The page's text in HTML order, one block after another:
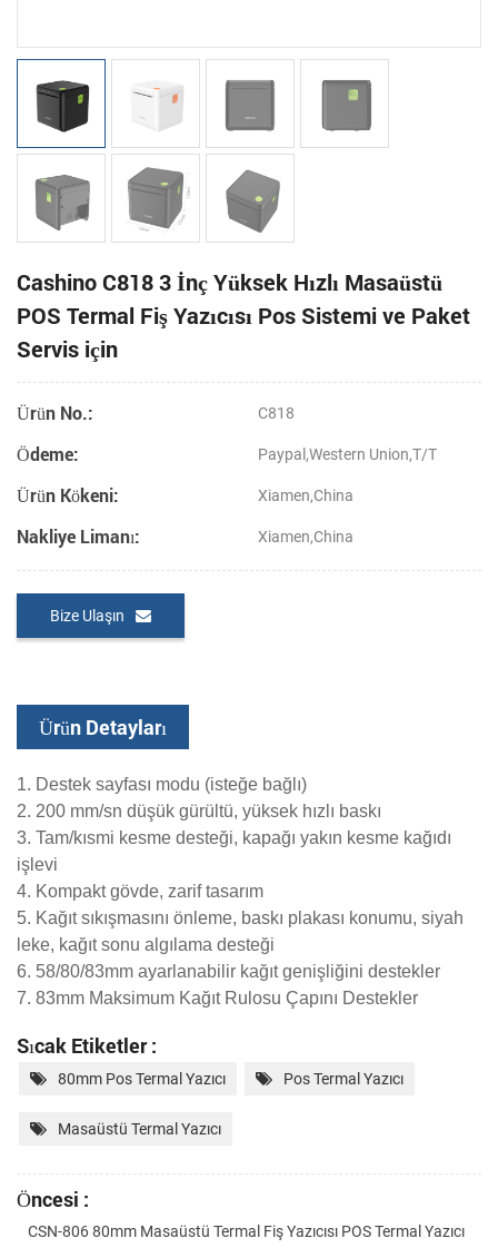
Cashino C818 3 İnç Yüksek Hızlı Masaüstü
POS Termal Fiş Yazıcısı Pos Sistemi ve Paket
Servis için
Ürün No.: C818
Ödeme: Paypal,Western Union,T/T
Ürün Kökeni: Xiamen,China
Nakliye Limanı: Xiamen,China
Bize Ulaşın
Ürün Detayları
1. Destek sayfası modu (isteğe bağlı)
2. 200 mm/sn düşük gürültü, yüksek hızlı baskı
3. Tam/kısmi kesme desteği, kapağı yakın kesme kağıdı
işlevi
4. Kompakt gövde, zarif tasarım
5. Kağıt sıkışmasını önleme, baskı plakası konumu, siyah
leke, kağıt sonu algılama desteği
6. 58/80/83mm ayarlanabilir kağıt genişliğini destekler
7. 83mm Maksimum Kağıt Rulosu Çapını Destekler
Sıcak Etiketler :
80mm Pos Termal Yazıcı Pos Termal Yazıcı
Masaüstü Termal Yazıcı
Öncesi :
CSN-806 80mm Masaüstü Termal Fiş Yazıcısı POS Termal Yazıcı